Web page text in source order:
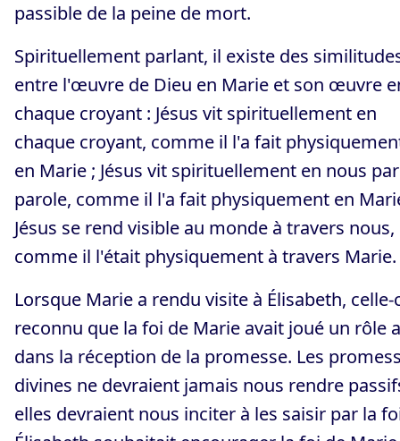
passible de la peine de mort.
Spirituellement parlant, il existe des
entre l'œuvre de Dieu en Marie et son œuvre
chaque croyant : Jésus vit spirituellement en
chaque croyant, comme il l'a fait
en Marie ; Jésus vit spirituellement en nous
parole, comme il l'a fait physiquement en
Jésus se rend visible au monde à travers nous,
comme il l'était physiquement à travers Marie.
Lorsque Marie a rendu visite à Élisabeth, celle-
reconnu que la foi de Marie avait joué un rôle
dans la réception de la promesse. Les
divines ne devraient jamais nous rendre
elles devraient nous inciter à les saisir par la